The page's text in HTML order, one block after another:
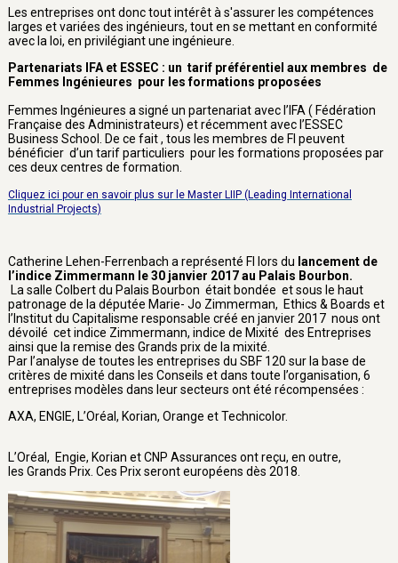
Les entreprises ont donc tout intérêt à s'assurer les compétences
larges et variées des ingénieurs, tout en se mettant en conformité
avec la loi, en privilégiant une ingénieure.
Partenariats IFA et ESSEC : un tarif préférentiel aux membres de
Femmes Ingénieures pour les formations proposées
Femmes Ingénieures a signé un partenariat avec l’IFA ( Fédération
Française des Administrateurs) et récemment avec l’ESSEC
Business School. De ce fait , tous les membres de FI peuvent
bénéficier d’un tarif particuliers pour les formations proposées par
ces deux centres de formation.
Cliquez ici pour en savoir plus sur le Master LIIP (Leading International
Industrial Projects)
Catherine Lehen-Ferrenbach a représenté FI lors du lancement de
l’indice Zimmermann le 30 janvier 2017 au Palais Bourbon.
La salle Colbert du Palais Bourbon était bondée et sous le haut
patronage de la députée Marie- Jo Zimmerman, Ethics & Boards et
l’Institut du Capitalisme responsable créé en janvier 2017 nous ont
dévoilé cet indice Zimmermann, indice de Mixité des Entreprises
ainsi que la remise des Grands prix de la mixité.
Par l’analyse de toutes les entreprises du SBF 120 sur la base de
critères de mixité dans les Conseils et dans toute l’organisation, 6
entreprises modèles dans leur secteurs ont été récompensées :
AXA, ENGIE, L’Oréal, Korian, Orange et Technicolor.
L’Oréal, Engie, Korian et CNP Assurances ont reçu, en outre,
les Grands Prix. Ces Prix seront européens dès 2018.